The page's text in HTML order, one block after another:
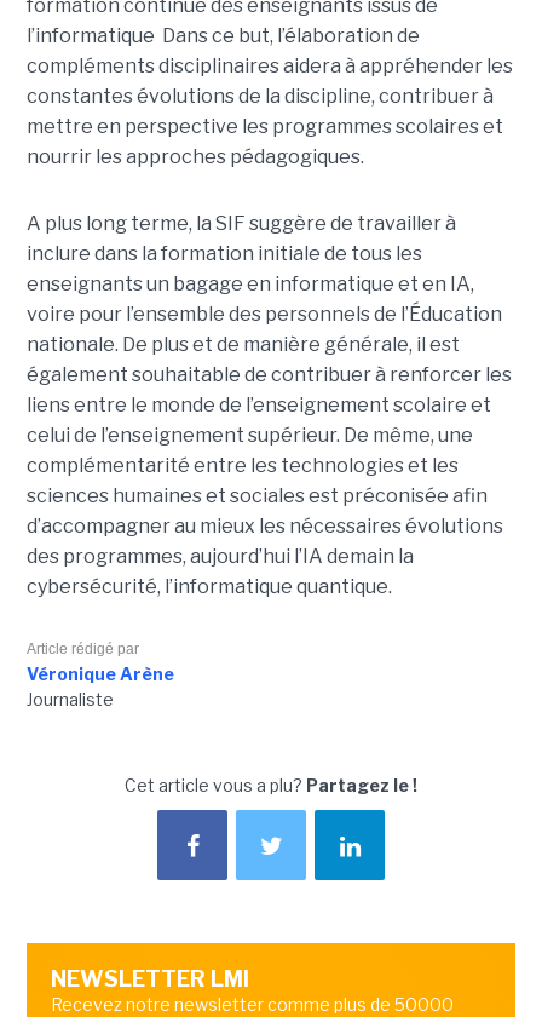
formation continue des enseignants issus de
l’informatique Dans ce but, l’élaboration de
compléments disciplinaires aidera à appréhender les
constantes évolutions de la discipline, contribuer à
mettre en perspective les programmes scolaires et
nourrir les approches pédagogiques.
A plus long terme, la SIF suggère de travailler à
inclure dans la formation initiale de tous les
enseignants un bagage en informatique et en IA,
voire pour l’ensemble des personnels de l’Éducation
nationale. De plus et de manière générale, il est
également souhaitable de contribuer à renforcer les
liens entre le monde de l’enseignement scolaire et
celui de l’enseignement supérieur. De même, une
complémentarité entre les technologies et les
sciences humaines et sociales est préconisée afin
d’accompagner au mieux les nécessaires évolutions
des programmes, aujourd’hui l’IA demain la
cybersécurité, l’informatique quantique.
Article rédigé par
Véronique Arène
Journaliste
Cet article vous a plu? Partagez le !
NEWSLETTER LMI
Recevez notre newsletter comme plus de 50000